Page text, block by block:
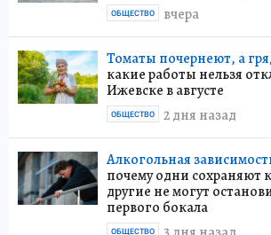
вчера
ОБЩЕСТВО
Томаты почернеют, а
какие работы нельзя
Ижевске в августе
2 дня назад
ОБЩЕСТВО
Алкогольная
почему одни сохраняют
другие не могут
первого бокала
ОБЩЕСТВО